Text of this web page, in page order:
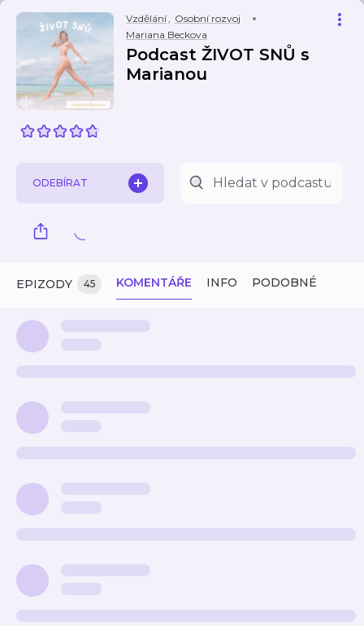
Vzdělání, Osobní rozvoj
Mariana Beckova
Podcast ŽIVOT SNŮ s
Marianou
ODEBÍRAT
EPIZODY 45 KOMENTÁŘE INFO PODOBNÉ